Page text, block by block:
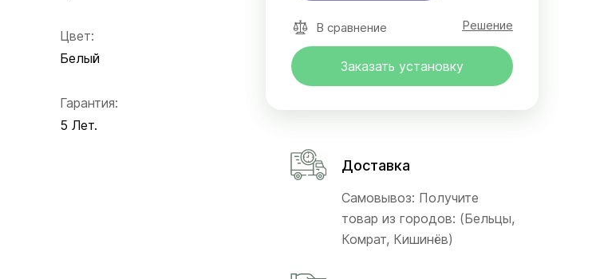
Цвет:
Белый
Гарантия:
5 Лет.
В сравнение Решение
Заказать установку
Доставка
Самовывоз: Получите
товар из городов: (Бельцы,
Комрат, Кишинёв)